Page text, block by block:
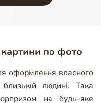
по фото
оформлення власного
людині. Така
на будь-яке